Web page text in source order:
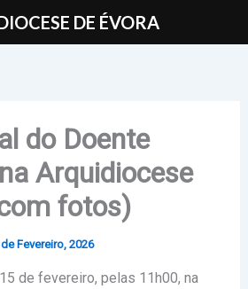
do Doente
Arquidiocese
fotos)
Fevereiro, 2026
de fevereiro, pelas 11h00, na
DE ÉVORA